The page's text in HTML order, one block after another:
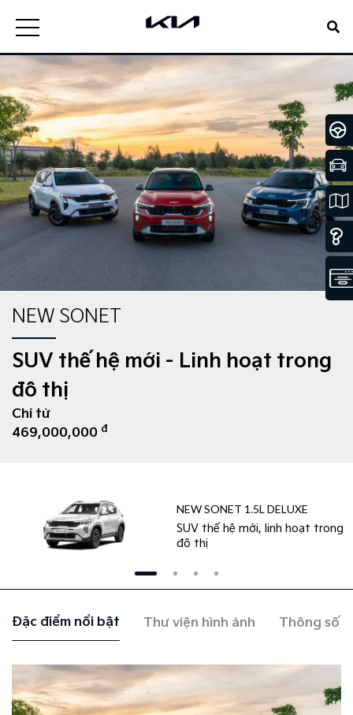
NEW SONET
SUV thế hệ mới - Linh hoạt trong
đô thị
Chỉ từ
469,000,000 đ
NEW SONET 1.5L DELUXE
SUV thế hệ mới, linh hoạt trong
đô thị
Đặc điểm nổi bật Thư viện hình ảnh Thông số